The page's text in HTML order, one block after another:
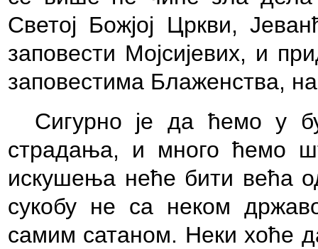
Светој Божјој Цркви,
заповести Мојсијевих, и
заповестима Блаженства,
Сигурно је да ћемо у
страдања, и много ћемо
искушења неће бити већа
сукобу не са неком
самим сатаном. Неки хоће